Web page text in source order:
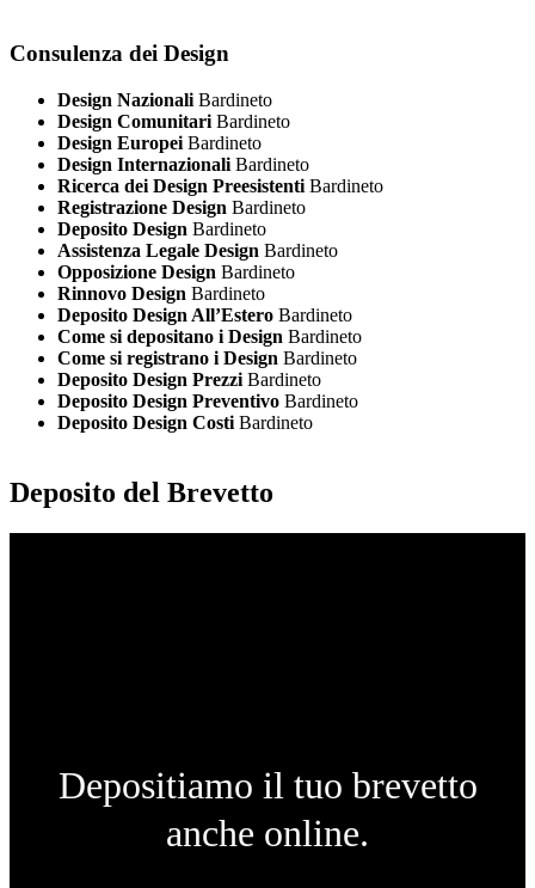
Consulenza dei Design
Design Nazionali Bardineto
Design Comunitari Bardineto
Design Europei Bardineto
Design Internazionali Bardineto
Ricerca dei Design Preesistenti Bardineto
Registrazione Design Bardineto
Deposito Design Bardineto
Assistenza Legale Design Bardineto
Opposizione Design Bardineto
Rinnovo Design Bardineto
Deposito Design All’Estero Bardineto
Come si depositano i Design Bardineto
Come si registrano i Design Bardineto
Deposito Design Prezzi Bardineto
Deposito Design Preventivo Bardineto
Deposito Design Costi Bardineto
Deposito del Brevetto
Depositiamo il tuo brevetto
anche online.